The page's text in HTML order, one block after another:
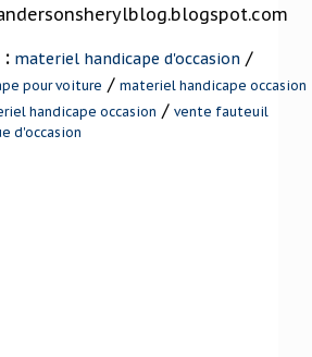
: materiel handicape d'occasion /
pour voiture / materiel handicape occasion
handicape occasion / vente fauteuil
d'occasion